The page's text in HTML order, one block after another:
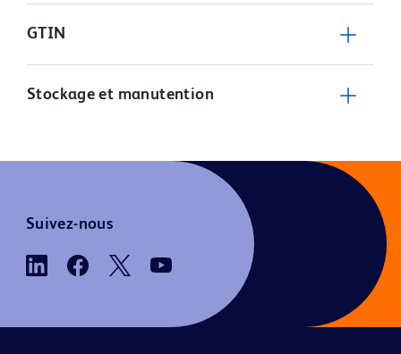
GTIN
Stockage et manutention
Suivez-nous